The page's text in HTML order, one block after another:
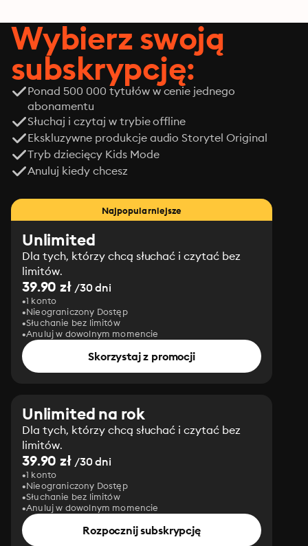
Wybierz swoją
subskrypcję:
Ponad 500 000 tytułów w cenie jednego
abonamentu
Słuchaj i czytaj w trybie offline
Ekskluzywne produkcje audio Storytel Original
Tryb dziecięcy Kids Mode
Anuluj kiedy chcesz
Najpopularniejsze
Unlimited
Dla tych, którzy chcą słuchać i czytać bez
limitów.
39.90 zł/30 dni
1 konto
Nieograniczony Dostęp
Słuchanie bez limitów
Anuluj w dowolnym momencie
Skorzystaj z promocji
Unlimited na rok
Dla tych, którzy chcą słuchać i czytać bez
limitów.
39.90 zł/30 dni
1 konto
Nieograniczony Dostęp
Słuchanie bez limitów
Anuluj w dowolnym momencie
Rozpocznij subskrypcję